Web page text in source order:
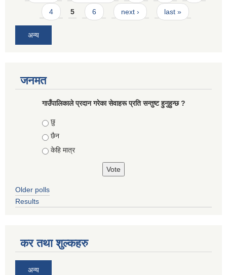
4 5 6 next › last »
अन्य
जनमत
गाउँपालिकाले प्रदान गरेका सेवाहरू प्रति सन्तुष्ट हुनुहुन्छ ?
Choices
छु
छैन
केहि मात्र
Older polls
Results
कर तथा शुल्कहरु
अन्य